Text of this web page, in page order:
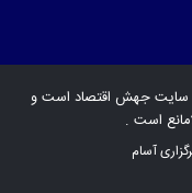
سایتجهش اقتصاد است و
است .
آسام